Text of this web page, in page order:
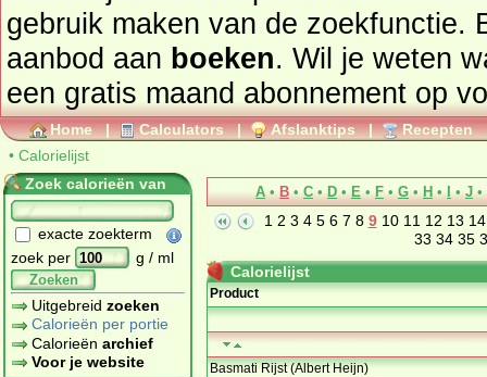
gebruik maken van de zoekfunctie.
aanbod aan boeken. Wil je weten
een gratis maand abonnement op
Home | Calculators | Afslanktips | Recepten
• Calorielijst
Zoek calorieën van
exacte zoekterm
zoek per
g / ml
Zoeken
Uitgebreid zoeken
Calorieën per portie
Calorieën archief
Voor je website
A • B • C • D • E • F • G • H • • J •
1 2 3 4 5 6 7 8 9 10 11 12 13 14
33 34 35
Calorielijst
Product
Basmati Rijst (Albert Heijn)